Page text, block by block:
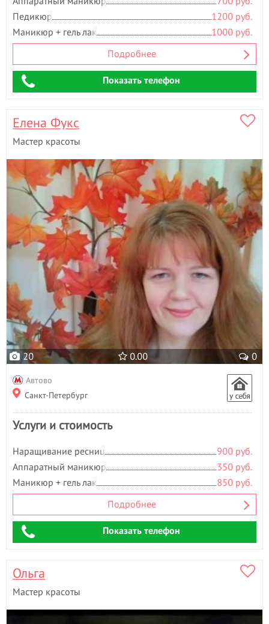
Педикюр
1200 руб.
Маникюр + гель лак
1000 руб.
Подробнее
Показать телефон
Елена Фукс
Мастер красоты
20 0.00 0
Автово
Санкт-Петербург
Услуги и стоимость
Наращивание ресниц
900 руб.
Аппаратный маникюр
350 руб.
Маникюр + гель лак
850 руб.
Подробнее
Показать телефон
Ольга
Мастер красоты